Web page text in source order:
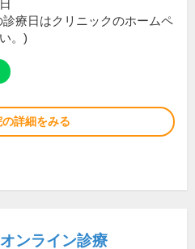
療日はクリニックのホームペ
。)
詳細をみる
オンライン診療